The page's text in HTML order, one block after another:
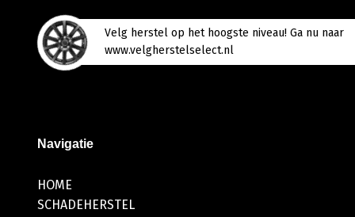
Velg herstel op het hoogste niveau! Ga nu naar
www.velgherstelselect.nl
Navigatie
HOME
SCHADEHERSTEL